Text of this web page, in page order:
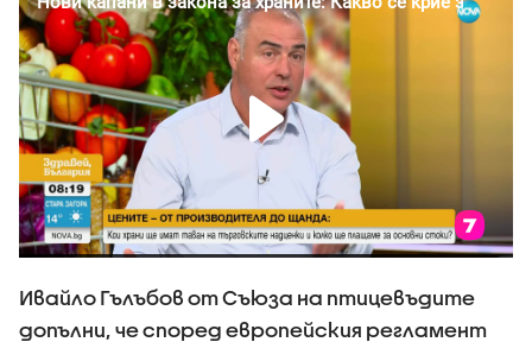
Ивайло Гълъбов от Съюза на птицевъдите
допълни, че според европейския регламент